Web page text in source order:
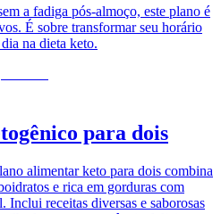
a fadiga pós-almoço, este plano é
É sobre transformar seu horário
na dieta keto.
para dois
alimentar keto para dois combina
e rica em gorduras com
Inclui receitas diversas e saborosas